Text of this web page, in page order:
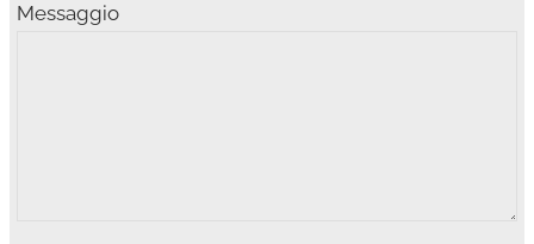
Messaggio